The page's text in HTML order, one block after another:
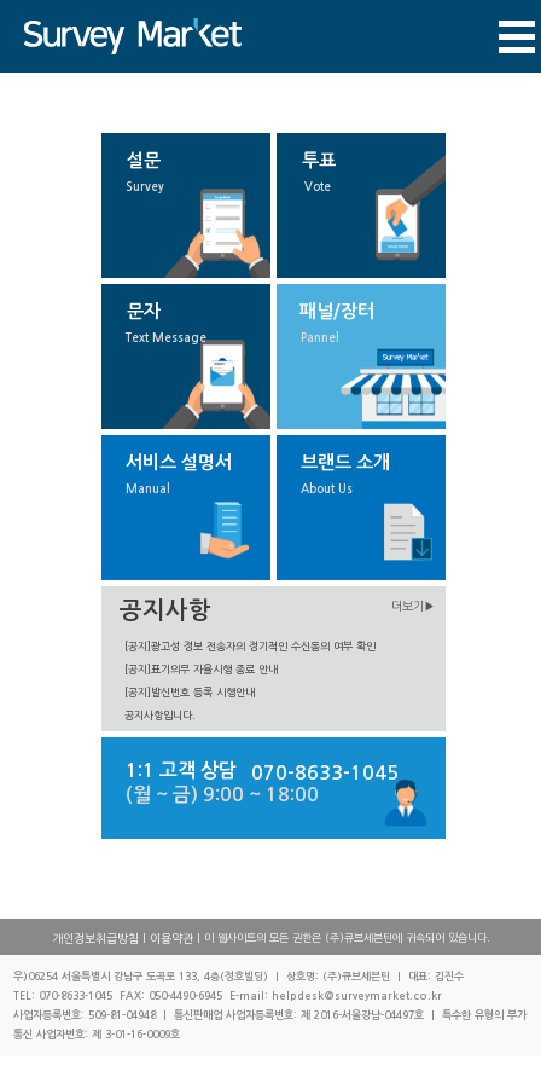
설문
Survey
투표
Vote
문자
Text Message
패널/장터
Pannel
서비스 설명서
Manual
브랜드 소개
About Us
공지사항 더보기▶
[공지]광고성 정보 전송자의 정기적인 수신동의 여부 확인
[공지]표기의무 자율시행 종료 안내
[공지]발신번호 등록 시행안내
공지사항입니다.
1:1 고객 상담
070-8633-1045
(월 ~ 금) 9:00 ~ 18:00
개인정보취급방침 이용약관| 이 웹사이트의 모든 권한은 (주)큐브세븐틴에 귀속되어 있습니다.
우)06254 서울특별시 강남구 도곡로 133, 4층(정호빌딩) | 상호명: (주)큐브세븐틴 | 대표: 김진수
TEL: 070-8633-1045 FAX: 050-4490-6945 E-mail: helpdesk@surveymarket.co.kr
사업자등록번호: 509-81-04948 | 통신판매업 사업자등록번호: 제 2016-서울강남-04497호 | 특수한 유형의 부가
통신 사업자번호: 제 3-01-16-0009호